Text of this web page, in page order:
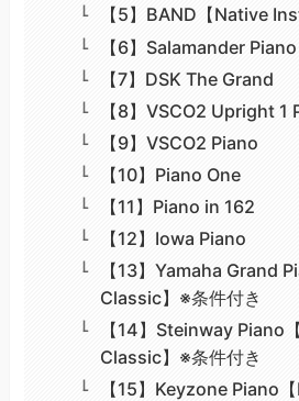
【5】BAND【Native
【6】Salamander Piano
【7】DSK The Grand
【8】VSCO2 Upright 1
【9】VSCO2 Piano
【10】Piano One
【11】Piano in 162
【12】Iowa Piano
【13】Yamaha Grand
Classic】※条件付き
【14】Steinway Piano
Classic】※条件付き
【15】Keyzone Piano